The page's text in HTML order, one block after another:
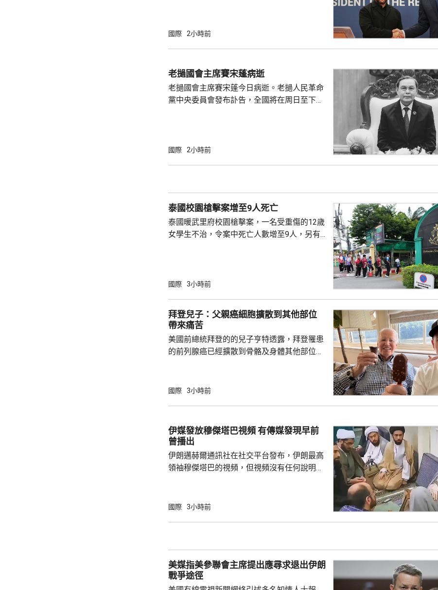
截導彈，但未透露具體數量；他說，即便實現
斯基6月在基輔與北約秘書長呂特舉行合記者
會上曾表示，由於中東戰事，烏克蘭實際收到
的愛國者攔截彈，遠低於盟友承諾的數量...
國際 2小時前
老撾國會主席賽宋蓬病逝
老撾國會主席賽宋蓬今日病逝。老撾人民革命
黨中央委員會發布訃告，全國將在周日至下周
國際 2小時前
泰國校園槍擊案增至9人死亡
泰國暖武里府校園槍擊案，一名受重傷的12歲
女學生不治，令案中死亡人數增至9人，另有
手的犯案動機及子彈來源等，計劃明日召開記
國際 3小時前
拜登兒子：父親癌細胞擴散到其他部位
帶來痛苦
美國前總統拜登的的兒子亨特透露，拜登罹患
的前列腺癌已經擴散到骨骼及身體其他部位，
人非常難過，指癌細胞已經擴散，在很多方面
紀最大的總統，在4年任期內，他的年齡及健
康狀況一直受關注。他前年6月同當時的共和
國際 3小時前
伊媒發放穆傑塔巴視頻 有傳媒發現早前
曾播出
伊朗邁赫爾通訊社在社交平台發布，伊朗最高
領袖穆傑塔巴的視頻，但視頻沒有任何說明，
於穆傑塔巴的紀錄片中出現過，當時穆傑塔巴
已被緊急送往醫院，可能隨時死亡。 穆傑塔巴
3月接替亡父哈梅內伊出任伊朗最高領...
國際 3小時前
美媒指美參聯會主席提出應尋求退出伊朗
戰爭途徑